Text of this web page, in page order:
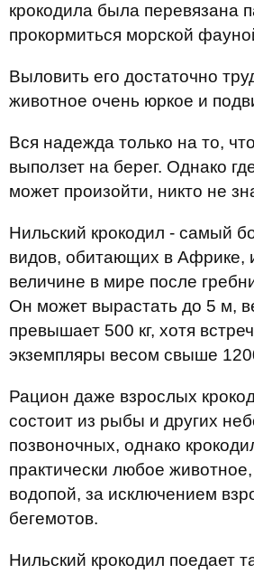
крокодила была перевязана
прокормиться морской
Выловить его достаточно
животное очень юркое и
Вся надежда только на то,
выползет на берег. Однако
может произойти, никто не
Нильский крокодил - самый
видов, обитающих в Африке,
величине в мире после
Он может вырастать до 5 м,
превышает 500 кг, хотя
экземпляры весом свыше
Рацион даже взрослых
состоит из рыбы и других
позвоночных, однако
практически любое
водопой, за исключением
бегемотов.
Нильский крокодил поедает